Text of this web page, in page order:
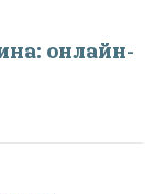
онлайн-